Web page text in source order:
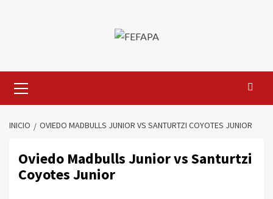
primario
INICIO OVIEDO MADBULLS JUNIOR VS SANTURTZI COYOTES JUNIOR
Oviedo Madbulls Junior vs Santurtzi
Coyotes Junior